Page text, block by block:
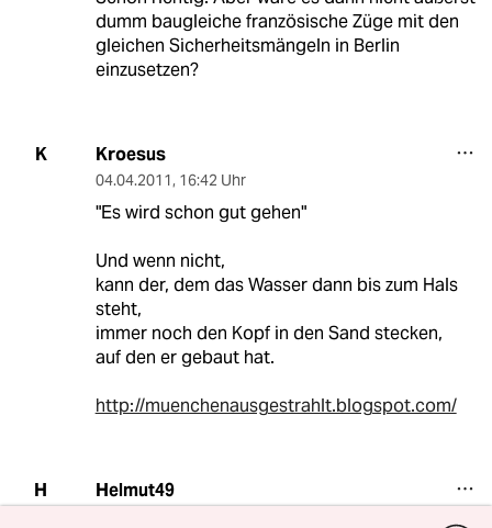
dumm baugleiche französische Züge mit den
gleichen Sicherheitsmängeln in Berlin
einzusetzen?
K Kroesus
04.04.2011, 16:42 Uhr
"Es wird schon gut gehen"
Und wenn nicht,
kann der, dem das Wasser dann bis zum Hals
steht,
immer noch den Kopf in den Sand stecken,
auf den er gebaut hat.
http://muenchenausgestrahlt.blogspot.com/
H Helmut49